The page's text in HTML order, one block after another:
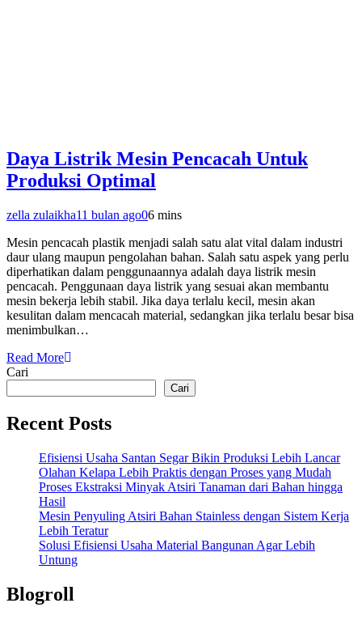
Daya Listrik Mesin Pencacah Untuk
Produksi Optimal
zella zulaikha11 bulan ago06 mins
Mesin pencacah plastik menjadi salah satu alat vital dalam industri
daur ulang maupun pengolahan bahan. Salah satu aspek yang perlu
diperhatikan dalam penggunaannya adalah daya listrik mesin
pencacah. Penggunaan daya listrik yang sesuai akan membantu
mesin bekerja lebih stabil. Jika daya terlalu kecil, mesin akan
kesulitan dalam mencacah material, sedangkan jika terlalu besar bisa
menimbulkan…
Read More
Cari
Cari
Recent Posts
Efisiensi Usaha Santan Segar Bikin Produksi Lebih Lancar
Olahan Kelapa Lebih Praktis dengan Proses yang Mudah
Proses Ekstraksi Minyak Atsiri Tanaman dari Bahan hingga
Hasil
Mesin Penyuling Atsiri Bahan Stainless dengan Sistem Kerja
Lebih Teratur
Solusi Efisiensi Usaha Material Bangunan Agar Lebih
Untung
Blogroll